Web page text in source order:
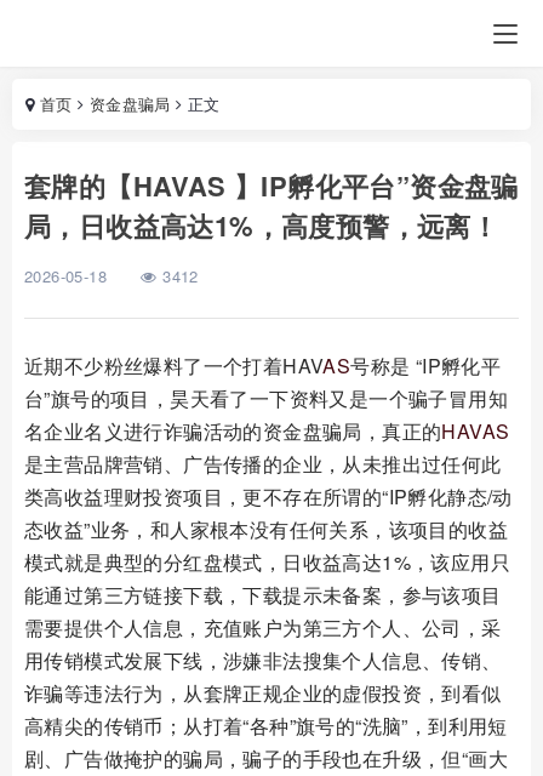
首页 资金盘骗局 正文
套牌的【HAVAS 】IP孵化平台”资金盘骗
局，日收益高达1%，高度预警，远离！
2026-05-18 3412
近期不少粉丝爆料了一个打着HAVAS号称是 “IP孵化平
台”旗号的项目，昊天看了一下资料又是一个骗子冒用知
名企业名义进行诈骗活动的资金盘骗局，真正的HAVAS
是主营品牌营销、广告传播的企业，从未推出过任何此
类高收益理财投资项目，更不存在所谓的“IP孵化静态/动
态收益”业务，和人家根本没有任何关系，该项目的收益
模式就是典型的分红盘模式，日收益高达1%，该应用只
能通过第三方链接下载，下载提示未备案，参与该项目
需要提供个人信息，充值账户为第三方个人、公司，采
用传销模式发展下线，涉嫌非法搜集个人信息、传销、
诈骗等违法行为，从套牌正规企业的虚假投资，到看似
高精尖的传销币；从打着“各种”旗号的“洗脑”，到利用短
剧、广告做掩护的骗局，骗子的手段也在升级，但“画大